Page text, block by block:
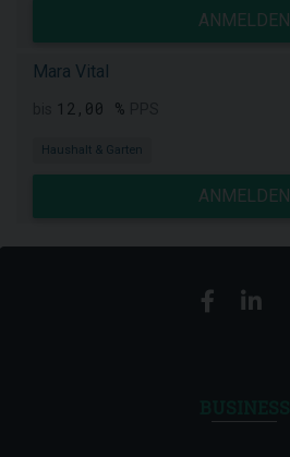
ANMELDEN
Mara Vital
12,00 %
Haushalt & Garten
ANMELDEN